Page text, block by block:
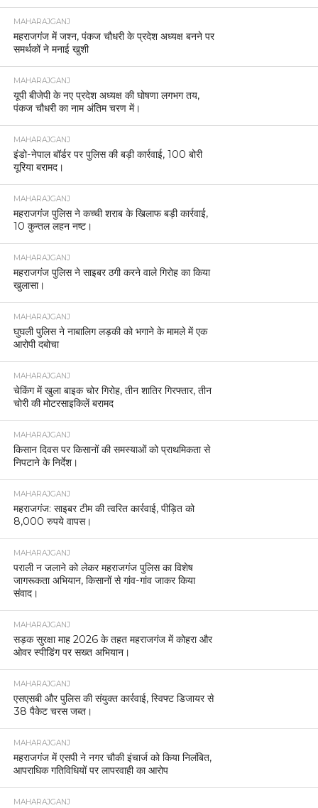
MAHARAJGANJ
महराजगंज में जश्न, पंकज चौधरी के प्रदेश अध्यक्ष बनने पर
समर्थकों ने मनाई खुशी
MAHARAJGANJ
यूपी बीजेपी के नए प्रदेश अध्यक्ष की घोषणा लगभग तय,
पंकज चौधरी का नाम अंतिम चरण में।
MAHARAJGANJ
इंडो-नेपाल बॉर्डर पर पुलिस की बड़ी कार्रवाई, 100 बोरी
यूरिया बरामद।
MAHARAJGANJ
महराजगंज पुलिस ने कच्ची शराब के खिलाफ बड़ी कार्रवाई,
10 कुन्तल लहन नष्ट।
MAHARAJGANJ
महराजगंज पुलिस ने साइबर ठगी करने वाले गिरोह का किया
खुलासा।
MAHARAJGANJ
घुघली पुलिस ने नाबालिग लड़की को भगाने के मामले में एक
आरोपी दबोचा
MAHARAJGANJ
चेकिंग में खुला बाइक चोर गिरोह, तीन शातिर गिरफ्तार, तीन
चोरी की मोटरसाइकिलें बरामद
MAHARAJGANJ
किसान दिवस पर किसानों की समस्याओं को प्राथमिकता से
निपटाने के निर्देश।
MAHARAJGANJ
महराजगंज: साइबर टीम की त्वरित कार्रवाई, पीड़ित को
8,000 रुपये वापस।
MAHARAJGANJ
पराली न जलाने को लेकर महराजगंज पुलिस का विशेष
जागरूकता अभियान, किसानों से गांव-गांव जाकर किया
संवाद।
MAHARAJGANJ
सड़क सुरक्षा माह 2026 के तहत महराजगंज में कोहरा और
ओवर स्पीडिंग पर सख्त अभियान।
MAHARAJGANJ
एसएसबी और पुलिस की संयुक्त कार्रवाई, स्विफ्ट डिजायर से
38 पैकेट चरस जब्त।
MAHARAJGANJ
महराजगंज में एसपी ने नगर चौकी इंचार्ज को किया निलंबित,
आपराधिक गतिविधियों पर लापरवाही का आरोप
MAHARAJGANJ